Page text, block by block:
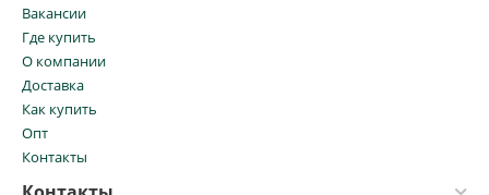
Вакансии
Где купить
О компании
Доставка
Как купить
Опт
Контакты